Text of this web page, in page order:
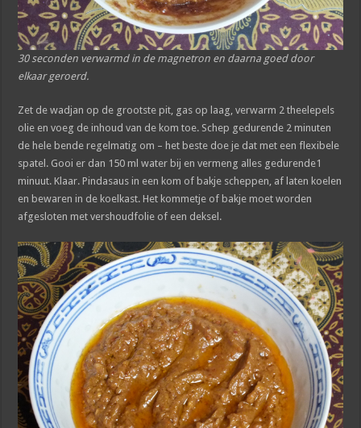
30 seconden verwarmd in de magnetron en daarna goed door
elkaar geroerd.
Zet de wadjan op de grootste pit, gas op laag, verwarm 2 theelepels
olie en voeg de inhoud van de kom toe. Schep gedurende 2 minuten
de hele bende regelmatig om – het beste doe je dat met een flexibele
spatel. Gooi er dan 150 ml water bij en vermeng alles gedurende1
minuut. Klaar. Pindasaus in een kom of bakje scheppen, af laten koelen
en bewaren in de koelkast. Het kommetje of bakje moet worden
afgesloten met vershoudfolie of een deksel.